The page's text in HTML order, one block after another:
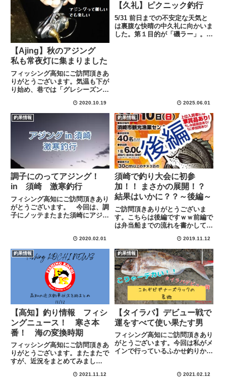
【Ajing】秋のアジング
私も常夜灯に集まりました
フィッシング高知にご訪問頂きあ
りがとうございます。気温も下が
り始め、巷では「グレシーズン開
り！！」「紅葉を見に行こ
う！！」なんて声も聞こえてくる
ようになりました。そんな中、最
近ポツリポツリと情報が出てきだ
しているア...
2020.10.19
【久礼】ピクニック釣行
5/31 前日までの不安定な天気と
は裏腹な快晴の中久礼に向かいま
した。第１目的が「磯ラー」。仲
2025.06.01
釣果情報
調子にのってアジング！
in 須崎 激寒釣行
フィシング高知にご訪問頂きあり
がとうございます。 今回は、調
子にノッテまたまた須崎にアジン
釣行日の状況釣行日の状況はこん
な感じでした夕方６時頃からの釣
行スタートで約４時間頑張って
2020.02.01
釣果情報
須崎で釣り大会に初参
加！！ まさかの展開！？
結果はいかに？？～後編～
ご訪問頂きありがとうございま
す。こちらは後編ですｗｗ前編で
は弁当船までの流れを書かしてい
＆私が国見さんから学んだことな
どを書いてみたいと思います。最
後までよろしくお願いしますｗｗ
こっそりのぞき見あまりにも引き
出...
2019.11.12
釣果情報
【高知】釣り情報 フィシ
ングニュース！ 寒さ本
番！ 海の変換時期
フィッシング高知にご訪問頂きあ
りがとうございます。またまたで
すが、近況をまとめてみまし
るだけで高知の釣り情報がすべて
2021.11.12
釣果情報
【タイラバ】デビュー戦で
運をすべて使い果たす男
フィシング高知にご訪問頂きあり
がとうございます。今回は私がメ
インで行っているふかせ釣りから
ぼやーっとしたイメージはあった
2021.02.12